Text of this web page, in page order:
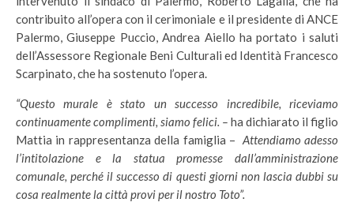
contribuito all’opera con il cerimoniale e il presidente di ANCE
Palermo, Giuseppe Puccio, Andrea Aiello ha portato i saluti
dell’Assessore Regionale Beni Culturali ed Identità Francesco
Scarpinato, che ha sostenuto l’opera.
“Questo murale è stato un successo incredibile, riceviamo
continuamente complimenti, siamo felici. – ha dichiarato il figlio
Mattia in rappresentanza della famiglia – Attendiamo adesso
l’intitolazione e la statua promesse dall’amministrazione
comunale, perché il successo di questi giorni non lascia dubbi su
cosa realmente la città provi per il nostro Toto”.